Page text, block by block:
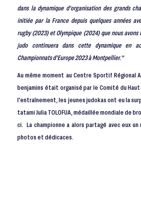
dans la dynamique d'organisation des grands
initiée par la France depuis quelques années
rugby (2023) et Olympique (2024) que nous
judo continuera dans cette dynamique en
Championnats d'Europe 2023 à Montpellier."
Au même moment au Centre Sportif Régional
benjamins était organisé par le Comité du
l'entraînement, les jeunes judokas ont eu la
tatami Julia TOLOFUA, médaillée mondiale de
ci. La championne a alors partagé avec eux
photos et dédicaces.